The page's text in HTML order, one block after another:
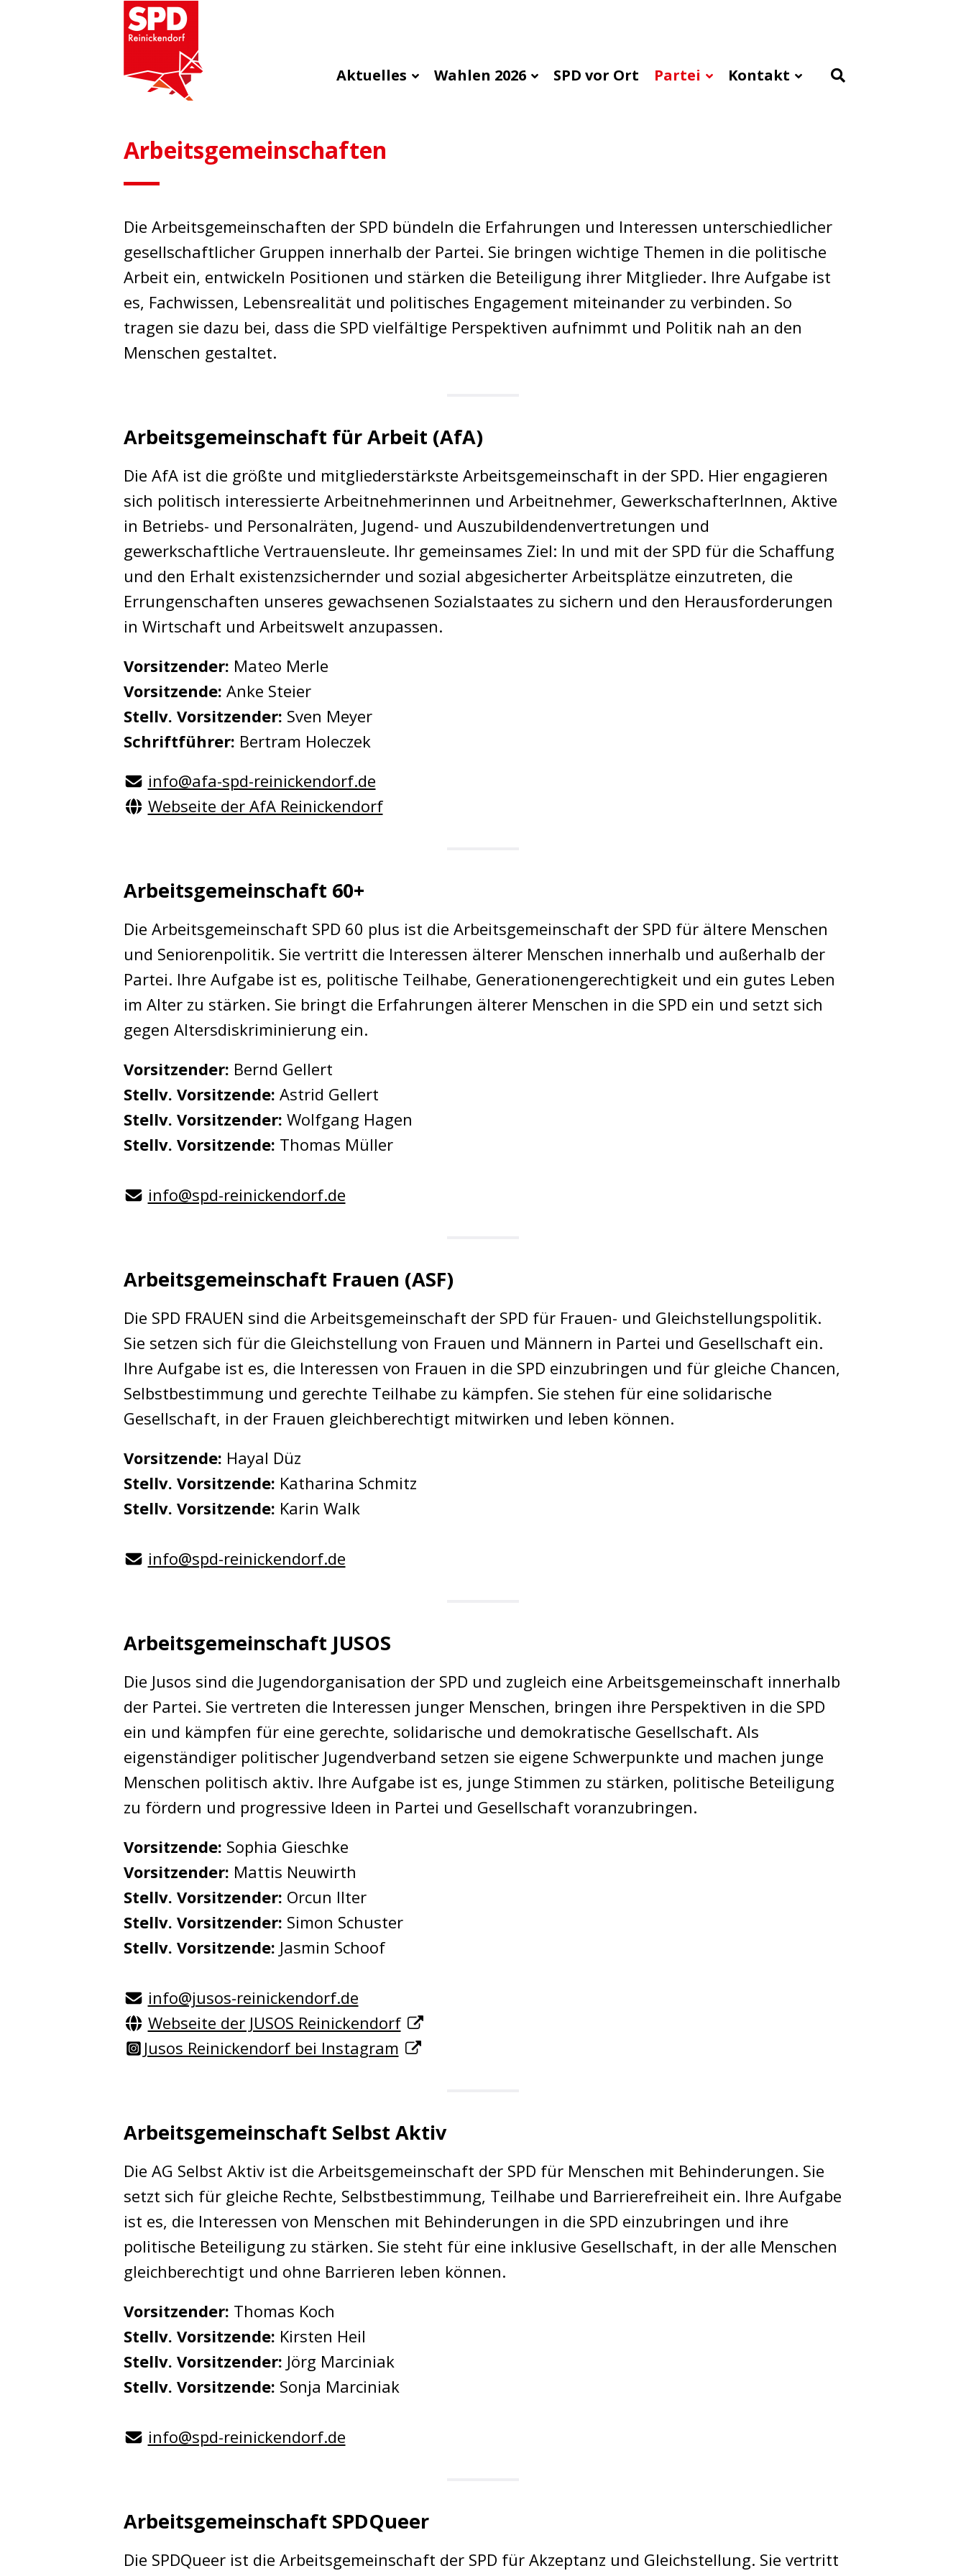
Aktuelles Wahlen 2026 SPD vor Ort Partei Kontakt
Arbeitsgemeinschaften
Die Arbeitsgemeinschaften der SPD bündeln die Erfahrungen und Interessen unterschiedlicher
gesellschaftlicher Gruppen innerhalb der Partei. Sie bringen wichtige Themen in die politische
Arbeit ein, entwickeln Positionen und stärken die Beteiligung ihrer Mitglieder. Ihre Aufgabe ist
es, Fachwissen, Lebensrealität und politisches Engagement miteinander zu verbinden. So
tragen sie dazu bei, dass die SPD vielfältige Perspektiven aufnimmt und Politik nah an den
Menschen gestaltet.
Arbeitsgemeinschaft für Arbeit (AfA)
Die AfA ist die größte und mitgliederstärkste Arbeitsgemeinschaft in der SPD. Hier engagieren
sich politisch interessierte Arbeitnehmerinnen und Arbeitnehmer, GewerkschafterInnen, Aktive
in Betriebs- und Personalräten, Jugend- und Auszubildendenvertretungen und
gewerkschaftliche Vertrauensleute. Ihr gemeinsames Ziel: In und mit der SPD für die Schaffung
und den Erhalt existenzsichernder und sozial abgesicherter Arbeitsplätze einzutreten, die
Errungenschaften unseres gewachsenen Sozialstaates zu sichern und den Herausforderungen
in Wirtschaft und Arbeitswelt anzupassen.
Vorsitzender: Mateo Merle
Vorsitzende: Anke Steier
Stellv. Vorsitzender: Sven Meyer
Schriftführer: Bertram Holeczek
info@afa-spd-reinickendorf.de
Webseite der AfA Reinickendorf
Arbeitsgemeinschaft 60+
Die Arbeitsgemeinschaft SPD 60 plus ist die Arbeitsgemeinschaft der SPD für ältere Menschen
und Seniorenpolitik. Sie vertritt die Interessen älterer Menschen innerhalb und außerhalb der
Partei. Ihre Aufgabe ist es, politische Teilhabe, Generationengerechtigkeit und ein gutes Leben
im Alter zu stärken. Sie bringt die Erfahrungen älterer Menschen in die SPD ein und setzt sich
gegen Altersdiskriminierung ein.
Vorsitzender: Bernd Gellert
Stellv. Vorsitzende: Astrid Gellert
Stellv. Vorsitzender: Wolfgang Hagen
Stellv. Vorsitzende: Thomas Müller
info@spd-reinickendorf.de
Arbeitsgemeinschaft Frauen (ASF)
Die SPD FRAUEN sind die Arbeitsgemeinschaft der SPD für Frauen- und Gleichstellungspolitik.
Sie setzen sich für die Gleichstellung von Frauen und Männern in Partei und Gesellschaft ein.
Ihre Aufgabe ist es, die Interessen von Frauen in die SPD einzubringen und für gleiche Chancen,
Selbstbestimmung und gerechte Teilhabe zu kämpfen. Sie stehen für eine solidarische
Gesellschaft, in der Frauen gleichberechtigt mitwirken und leben können.
Vorsitzende: Hayal Düz
Stellv. Vorsitzende: Katharina Schmitz
Stellv. Vorsitzende: Karin Walk
info@spd-reinickendorf.de
Arbeitsgemeinschaft JUSOS
Die Jusos sind die Jugendorganisation der SPD und zugleich eine Arbeitsgemeinschaft innerhalb
der Partei. Sie vertreten die Interessen junger Menschen, bringen ihre Perspektiven in die SPD
ein und kämpfen für eine gerechte, solidarische und demokratische Gesellschaft. Als
eigenständiger politischer Jugendverband setzen sie eigene Schwerpunkte und machen junge
Menschen politisch aktiv. Ihre Aufgabe ist es, junge Stimmen zu stärken, politische Beteiligung
zu fördern und progressive Ideen in Partei und Gesellschaft voranzubringen.
Vorsitzende: Sophia Gieschke
Vorsitzender: Mattis Neuwirth
Stellv. Vorsitzender: Orcun Ilter
Stellv. Vorsitzender: Simon Schuster
Stellv. Vorsitzende: Jasmin Schoof
info@jusos-reinickendorf.de
Webseite der JUSOS Reinickendorf
Jusos Reinickendorf bei Instagram
Arbeitsgemeinschaft Selbst Aktiv
Die AG Selbst Aktiv ist die Arbeitsgemeinschaft der SPD für Menschen mit Behinderungen. Sie
setzt sich für gleiche Rechte, Selbstbestimmung, Teilhabe und Barrierefreiheit ein. Ihre Aufgabe
ist es, die Interessen von Menschen mit Behinderungen in die SPD einzubringen und ihre
politische Beteiligung zu stärken. Sie steht für eine inklusive Gesellschaft, in der alle Menschen
gleichberechtigt und ohne Barrieren leben können.
Vorsitzender: Thomas Koch
Stellv. Vorsitzende: Kirsten Heil
Stellv. Vorsitzender: Jörg Marciniak
Stellv. Vorsitzende: Sonja Marciniak
info@spd-reinickendorf.de
Arbeitsgemeinschaft SPDQueer
Die SPDQueer ist die Arbeitsgemeinschaft der SPD für Akzeptanz und Gleichstellung. Sie vertritt